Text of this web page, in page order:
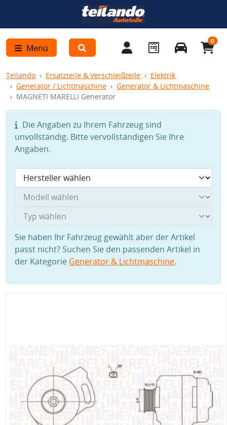
Menü
0
Teilando Ersatzteile & Verschleißteile
Elektrik
Generator / Lichtmaschine
Generator & Lichtmaschine
MAGNETI MARELLI Generator
Die Angaben zu Ihrem Fahrzeug sind
unvollständig. Bitte vervollständigen Sie Ihre
Angaben.
Sie haben Ihr Fahrzeug gewählt aber der Artikel
passt nicht? Suchen Sie den passenden Artikel in
der Kategorie Generator & Lichtmaschine.